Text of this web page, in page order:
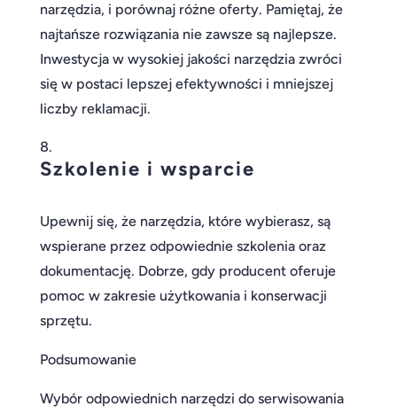
narzędzia, i porównaj różne oferty. Pamiętaj, że
najtańsze rozwiązania nie zawsze są najlepsze.
Inwestycja w wysokiej jakości narzędzia zwróci
się w postaci lepszej efektywności i mniejszej
liczby reklamacji.
Szkolenie i wsparcie
Upewnij się, że narzędzia, które wybierasz, są
wspierane przez odpowiednie szkolenia oraz
dokumentację. Dobrze, gdy producent oferuje
pomoc w zakresie użytkowania i konserwacji
sprzętu.
Podsumowanie
Wybór odpowiednich narzędzi do serwisowania